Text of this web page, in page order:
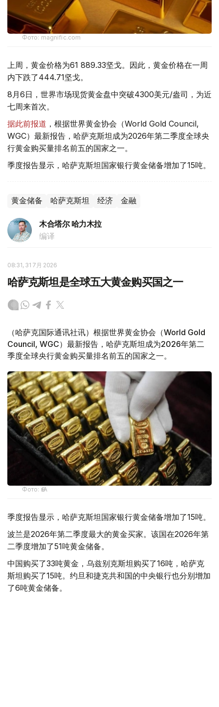
Фото: magnific.com
上周，黄金价格为61 889.33坚戈。因此，黄金价格在一周
内下跌了444.71坚戈。
8月6日，世界市场现货黄金盘中突破4300美元/盎司，为近
七周来首次。
据此前报道 ，根据世界黄金协会（World Gold Council,
WGC）最新报告，哈萨克斯坦成为2026年第二季度全球央
行黄金购买量排名前五的国家之一。
季度报告显示，哈萨克斯坦国家银行黄金储备增加了15吨。
黄金储备 哈萨克斯坦 经济 金融
木合塔尔 哈力木拉
编译
08:31, 31 7月 2026
哈萨克斯坦是全球五大黄金购买国之一
（哈萨克国际通讯社讯）根据世界黄金协会（World Gold
Council, WGC）最新报告，哈萨克斯坦成为2026年第二
季度全球央行黄金购买量排名前五的国家之一。
Фото: ӨзА
季度报告显示，哈萨克斯坦国家银行黄金储备增加了15吨。
波兰是2026年第二季度最大的黄金买家。该国在2026年第
二季度增加了51吨黄金储备。
中国购买了33吨黄金，乌兹别克斯坦购买了16吨，哈萨克
斯坦购买了15吨。约旦和捷克共和国的中央银行也分别增加
了6吨黄金储备。